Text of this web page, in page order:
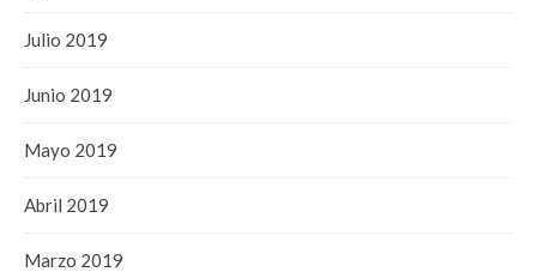
Julio 2019
Junio 2019
Mayo 2019
Abril 2019
Marzo 2019